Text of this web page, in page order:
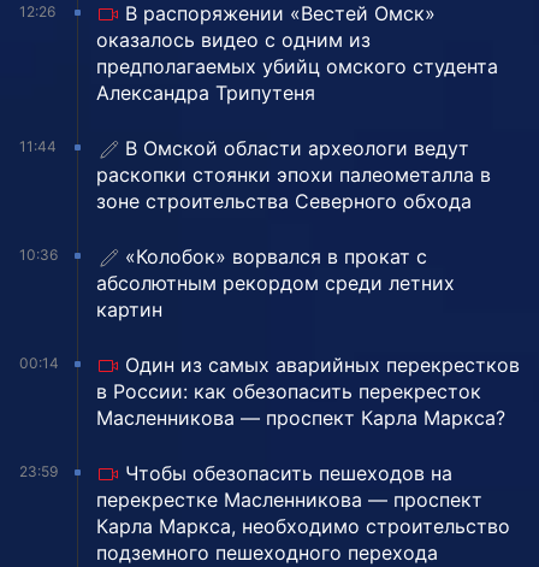
12:26
В распоряжении «Вестей Омск»
оказалось видео с одним из
предполагаемых убийц омского студента
Александра Трипутеня
11:44
В Омской области археологи ведут
раскопки стоянки эпохи палеометалла в
зоне строительства Северного обхода
10:36
«Колобок» ворвался в прокат с
абсолютным рекордом среди летних
картин
00:14
Один из самых аварийных перекрестков
в России: как обезопасить перекресток
Масленникова — проспект Карла Маркса?
23:59
Чтобы обезопасить пешеходов на
перекрестке Масленникова — проспект
Карла Маркса, необходимо строительство
подземного пешеходного перехода